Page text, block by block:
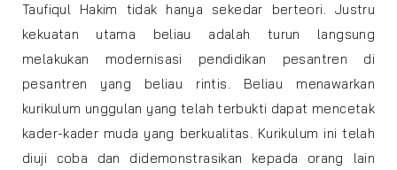
Taufiqul Hakim tidak hanya sekedar berteori. Justru
kekuatan utama beliau adalah turun langsung
melakukan modernisasi pendidikan pesantren di
pesantren yang beliau rintis. Beliau menawarkan
kurikulum unggulan yang telah terbukti dapat mencetak
kader-kader muda yang berkualitas. Kurikulum ini telah
diuji coba dan didemonstrasikan kepada orang lain